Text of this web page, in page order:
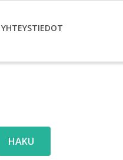
YHTEYSTIEDOT
HAKU